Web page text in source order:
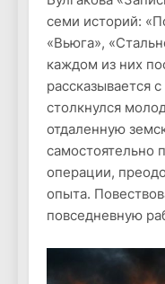
семи историй:
«Вьюга»,
каждом из них
рассказывается
столкнулся
отдаленную
самостоятельно
операции,
опыта.
повседневную